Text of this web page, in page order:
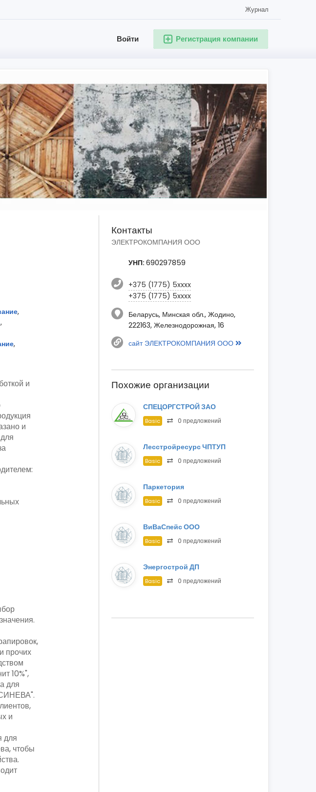
Журнал
Регистрация компании
Войти
,
,
,
и
и
прочих
10%",
для
и
для
чтобы
Контакты
ЭЛЕКТРОКОМПАНИЯ ООО
УНП:690297859
+375 (1775) 5xxxx
+375 (1775) 5xxxx
Беларусь, Минская обл., Жодино,
222163, Железнодорожная, 16
сайт ЭЛЕКТРОКОМПАНИЯ ООО
Похожие организации
СПЕЦОРГСТРОЙ ЗАО
Basic 0 предложений
Лесстройресурс ЧПТУП
Basic 0 предложений
Паркетория
Basic 0 предложений
ВиВаСпейс ООО
Basic 0 предложений
Энергострой ДП
Basic 0 предложений